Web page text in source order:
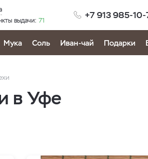
+7 913 985-
выдачи: 71
Мука Соль Иван-чай Подарки
в Уфе